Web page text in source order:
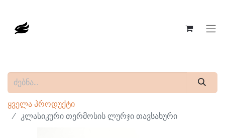
ყველა პროდუქტი
კლასიკური თერმოსის ლურჯი თავსახური